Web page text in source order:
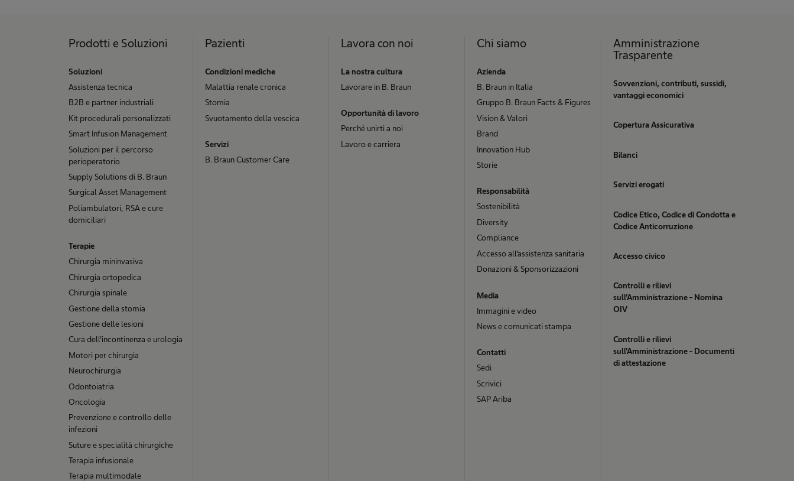
Prodotti e Soluzioni
Soluzioni
Assistenza tecnica
B2B e partner industriali
Kit procedurali personalizzati
Smart Infusion Management
Soluzioni per il percorso
perioperatorio
Supply Solutions di B. Braun
Surgical Asset Management
Poliambulatori, RSA e cure
domiciliari
Terapie
Chirurgia mininvasiva
Chirurgia ortopedica
Chirurgia spinale
Gestione della stomia
Gestione delle lesioni
Cura dell'incontinenza e urologia
Motori per chirurgia
Neurochirurgia
Odontoiatria
Oncologia
Prevenzione e controllo delle
infezioni
Suture e specialità chirurgiche
Terapia infusionale
Terapia multimodale
Pazienti
Condizioni mediche
Malattia renale cronica
Stomia
Svuotamento della vescica
Servizi
B. Braun Customer Care
Lavora con noi
La nostra cultura
Lavorare in B. Braun
Opportunità di lavoro
Perché unirti a noi
Lavoro e carriera
Chi siamo
Azienda
B. Braun in Italia
Gruppo B. Braun Facts & Figures
Vision & Valori
Brand
Innovation Hub
Storie
Responsabilità
Sostenibilità
Diversity
Compliance
Accesso all'assistenza sanitaria
Donazioni & Sponsorizzazioni
Media
Immagini e video
News e comunicati stampa
Contatti
Sedi
Scrivici
SAP Ariba
Amministrazione
Trasparente
Sovvenzioni, contributi, sussidi,
vantaggi economici
Copertura Assicurativa
Bilanci
Servizi erogati
Codice Etico, Codice di Condotta e
Codice Anticorruzione
Accesso civico
Controlli e rilievi
sull'Amministrazione - Nomina
OIV
Controlli e rilievi
sull'Amministrazione - Documenti
di attestazione